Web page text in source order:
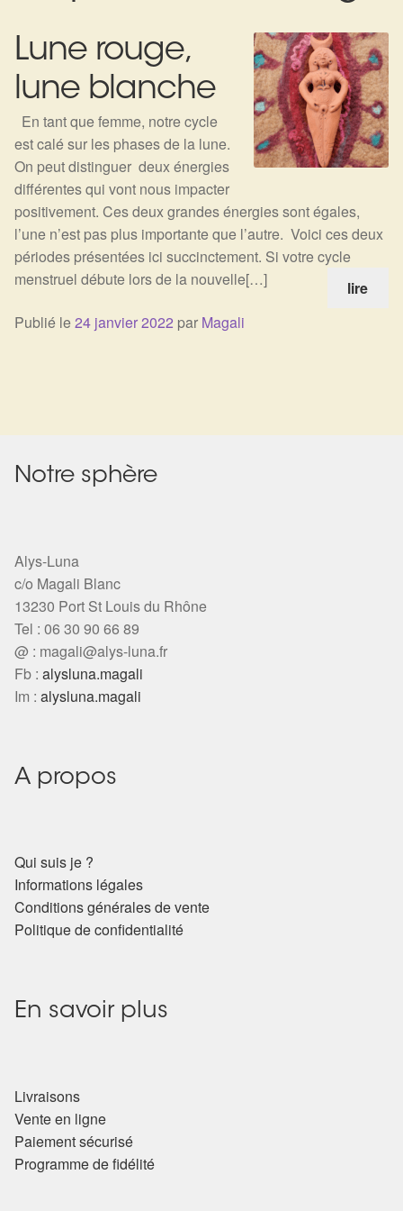
Nouveautés
Bijoux
Bolas
Bracelets
Colliers
Pendentifs
Harmonisation des lieux
Sels de bain
Encens
Déco
Ésotérisme : les pratiques spirituelles du monde invisible
Magie: Le Savoir des Sorcières
Protection énergétique : Trouvez votre bouclier
intérieur
Test — Quelle Gardienne ?
Mon compte
Validation de la commande
Panier
Search
for:
Lune rouge,
lune blanche
En tant que femme, notre cycle
est calé sur les phases de la lune.
On peut distinguer deux énergies
différentes qui vont nous impacter
positivement. Ces deux grandes énergies sont égales,
l’une n’est pas plus importante que l’autre. Voici ces deux
périodes présentées ici succinctement. Si votre cycle
menstruel débute lors de la nouvelle[…]
lire
Publié le24 janvier 2022 par Magali
Notre sphère
Alys-Luna
c/o Magali Blanc
13230 Port St Louis du Rhône
Tel : 06 30 90 66 89
@ : magali@alys-luna.fr
Fb : alysluna.magali
Im : alysluna.magali
A propos
Qui suis je ?
Informations légales
Conditions générales de vente
Politique de confidentialité
En savoir plus
Livraisons
Vente en ligne
Paiement sécurisé
Programme de fidélité